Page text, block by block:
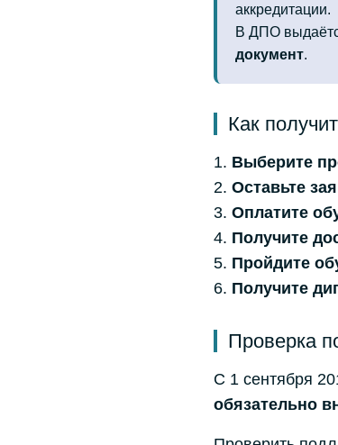
аккредитации.
В ДПО
документ.
Как
Выберите
Оставьте
Оплатите
Получите
Пройдите
Получите
Проверка
С 1 сентября
обязательно